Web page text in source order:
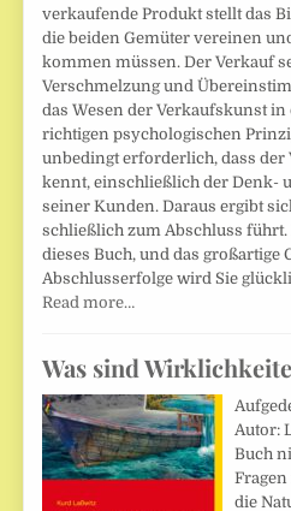
verkaufende Produkt stellt das
die beiden Gemüter vereinen
kommen müssen. Der Verkauf
Verschmelzung und
das Wesen der Verkaufskunst
richtigen psychologischen
unbedingt erforderlich, dass
kennt, einschließlich der Denk-
seiner Kunden. Daraus ergibt
schließlich zum Abschluss führt.
dieses Buch, und das großartige
Abschlusserfolge wird Sie
Read more…
Was sind
Autor:
Buch
die